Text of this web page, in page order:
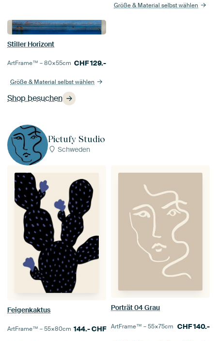
Shop besuchen
Größe & Material selbst wählen
Stiller Horizont
ArtFrame™ –80×55cm CHF129.-
Größe & Material selbst wählen
Pictufy Studio
Schweden
Feigenkaktus
ArtFrame™ –55×80cm 144.-CHF
Porträt 04 Grau
ArtFrame™ –55×75cm CHF140.-